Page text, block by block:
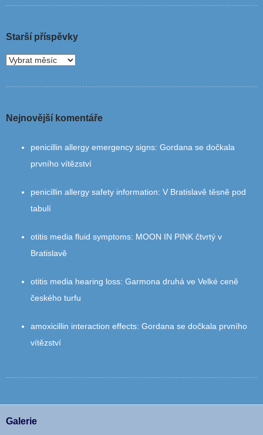
Starší příspěvky
Nejnovější komentáře
penicillin allergy emergency signs: Gordana se dočkala
prvního vítězství
penicillin allergy safety information: V Bratislavě těsně pod
tabulí
otitis media fluid symptoms: MOON IN PINK čtvrtý v
Bratislavě
otitis media hearing loss: Garmona druhá ve Velké ceně
českého turfu
amoxicillin interaction effects: Gordana se dočkala prvního
vítězství
Galerie